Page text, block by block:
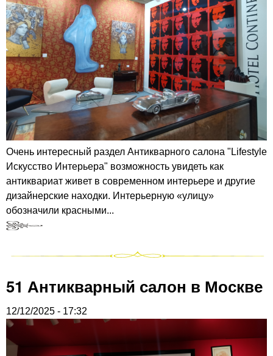
Очень интересный раздел Антикварного салона "Lifestyle
Искусство Интерьера" возможность увидеть как
антиквариат живет в современном интерьере и другие
дизайнерские находки. Интерьерную «улицу»
обозначили красными...
51 Антикварный салон в Москве
12/12/2025 - 17:32